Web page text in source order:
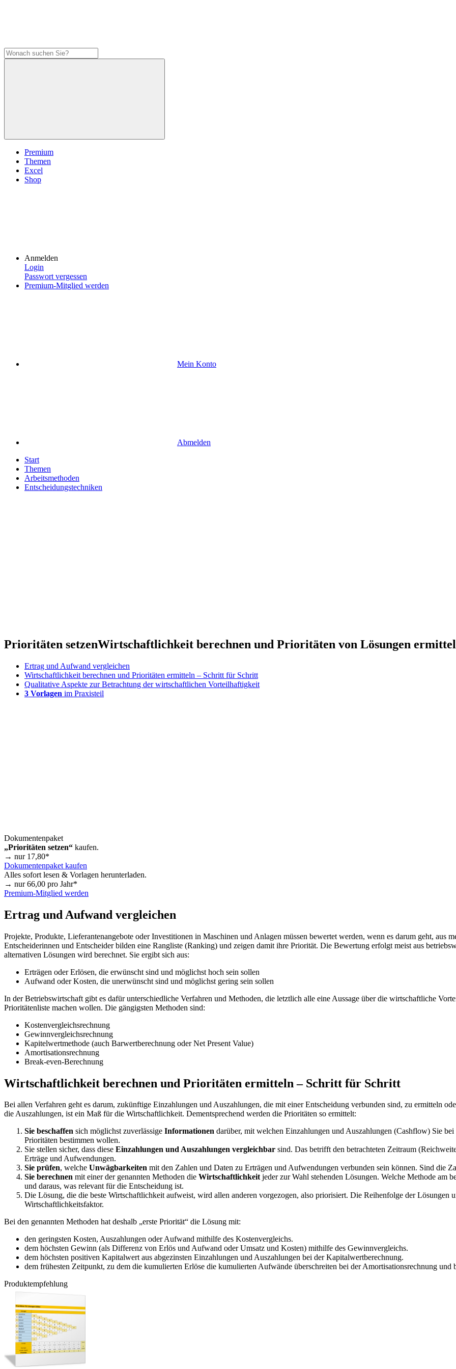
Premium
Themen
Excel
Shop
Anmelden
Login
Passwort vergessen
Premium-Mitglied werden
Mein Konto
Abmelden
Start
Themen
Arbeitsmethoden
Entscheidungstechniken
Prioritäten setzenWirtschaftlichkeit berechnen und Prioritäten von Lösungen
Ertrag und Aufwand vergleichen
Wirtschaftlichkeit berechnen und Prioritäten ermitteln – Schritt für Schritt
Qualitative Aspekte zur Betrachtung der wirtschaftlichen Vorteilhaftigkeit
3 Vorlagen im Praxisteil
Dokumentenpaket
„Prioritäten setzen“ kaufen.
→ nur 17,80*
Dokumentenpaket kaufen
Alles sofort lesen & Vorlagen herunterladen.
→ nur66,00 pro Jahr*
Premium-Mitglied werden
Ertrag und Aufwand vergleichen
Projekte, Produkte, Lieferantenangebote oder Investitionen in Maschinen und Anlagen müssen bewertet werden, wenn es darum geht, aus
Entscheiderinnen und Entscheider bilden eine Rangliste (Ranking) und zeigen damit ihre Priorität. Die Bewertung erfolgt meist aus
alternativen Lösungen wird berechnet. Sie ergibt sich aus:
Erträgen oder Erlösen, die erwünscht sind und möglichst hoch sein sollen
Aufwand oder Kosten, die unerwünscht sind und möglichst gering sein sollen
In der Betriebswirtschaft gibt es dafür unterschiedliche Verfahren und Methoden, die letztlich alle eine Aussage über die wirtschaftliche
Prioritätenliste machen wollen. Die gängigsten Methoden sind:
Kostenvergleichsrechnung
Gewinnvergleichsrechnung
Kapitelwertmethode (auch Barwertberechnung oder Net Present Value)
Amortisationsrechnung
Break-even-Berechnung
Wirtschaftlichkeit berechnen und Prioritäten ermitteln – Schritt für Schritt
Bei allen Verfahren geht es darum, zukünftige Einzahlungen und Auszahlungen, die mit einer Entscheidung verbunden sind, zu ermitteln
die Auszahlungen, ist ein Maß für die Wirtschaftlichkeit. Dementsprechend werden die Prioritäten so ermittelt:
Sie beschaffen sich möglichst zuverlässige Informationen darüber, mit welchen Einzahlungen und Auszahlungen (Cashflow) Sie
Prioritäten bestimmen wollen.
Sie stellen sicher, dass diese Einzahlungen und Auszahlungen vergleichbar sind. Das betrifft den betrachteten Zeitraum
Erträge und Aufwendungen.
Sie prüfen, welche Unwägbarkeiten mit den Zahlen und Daten zu Erträgen und Aufwendungen verbunden sein können. Sind die
Sie berechnen mit einer der genannten Methoden die Wirtschaftlichkeitjeder zur Wahl stehenden Lösungen. Welche Methode am
und daraus, was relevant für die Entscheidung ist.
Die Lösung, die die beste Wirtschaftlichkeit aufweist, wird allen anderen vorgezogen, also priorisiert. Die Reihenfolge der Lösungen
Wirtschaftlichkeitsfaktor.
Bei den genannten Methoden hat deshalb „erste Priorität“ die Lösung mit:
den geringsten Kosten, Auszahlungen oder Aufwand mithilfe des Kostenvergleichs.
dem höchsten Gewinn (als Differenz von Erlös und Aufwand oder Umsatz und Kosten) mithilfe des Gewinnvergleichs.
dem höchsten positiven Kapitalwert aus abgezinsten Einzahlungen und Auszahlungen bei der Kapitalwertberechnung.
dem frühesten Zeitpunkt, zu dem die kumulierten Erlöse die kumulierten Aufwände überschreiten bei der Amortisationsrechnung und
Produktempfehlung